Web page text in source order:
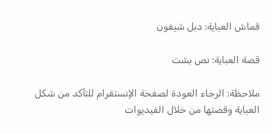
قماش العباية: دبل شيفون
قصة العباية: نص بشت
ملاحظة: الرجاء العودة لصفحة الإنستقرام للتأكد من شكل
العباية وقصتها من خلال الفيديوات